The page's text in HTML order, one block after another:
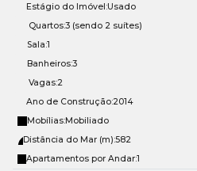
Estágio do Imóvel:Usado
Quartos:3 (sendo 2 suítes)
Sala:1
Banheiros:3
Vagas:2
Ano de Construção:2014
Mobílias:Mobiliado
Distância do Mar (m):582
Apartamentos por Andar:1